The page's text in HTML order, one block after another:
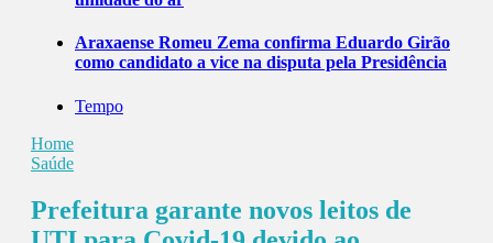
Araxaense Romeu Zema confirma Eduardo Girão
como candidato a vice na disputa pela Presidência
Tempo
Home
Saúde
Prefeitura garante novos leitos de